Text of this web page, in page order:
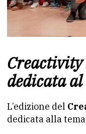
Creactivity
dedicata al
L’edizione del
dedicata alla